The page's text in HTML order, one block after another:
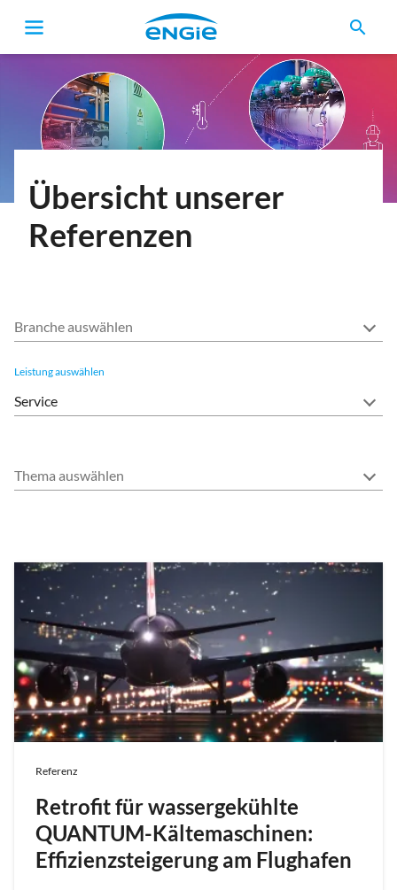
search
Übersicht unserer
Referenzen
Branche auswählen
Leistung auswählen
Thema auswählen
Referenz
Retrofit für wassergekühlte
QUANTUM-Kältemaschinen:
Effizienzsteigerung am Flughafen